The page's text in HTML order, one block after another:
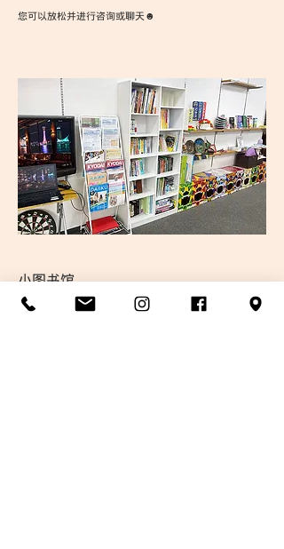
您可以放松并进行咨询或聊天☻
小图书馆
提供各种传单、英语、汉语和西班牙语等外语教科书、儿